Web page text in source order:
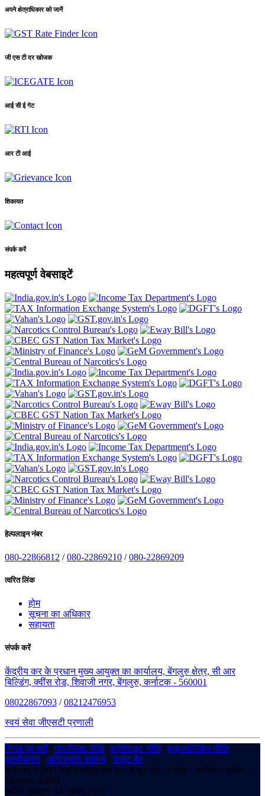
अपने क्षेत्राधिकार को जानें
जी एस टी दर खोजक
आई सी ई गेट
आर टी आई
शिकायत
संपर्क करें
महत्वपूर्ण वेबसाइटें
हेल्पलाइन नंबर
080-22866812 /080-22869210 /080-22869209
त्वरित लिंक
होम
सूचना का अधिकार
सहायता
संपर्क करें
केंद्रीय कर के प्रधान मुख्य आयुक्त का कार्यालय, बेंगलुरु क्षेत्र, सी आर
बिल्डिंग, क्वींस रोड, शिवाजी नगर, बेंगलुरु, कर्नाटक - 560001
08022867093 /08212476953
स्वयं सेवा जीएसटी प्रणाली
नियम एवं शर्तें|गोपनीयता नीति|कॉपीराइट नीति|हाइपरलिंकिंग नीति|
अस्वीकरण | अभिगम्यता वक्तव्य |साइट मैप
कॉपीराइट © 2025 केंद्रीय वस्तु एवं सेवा कर - बेंगलुरु ज़ोन - कर्नाटक। सर्वाधिकार सुरक्षित।
Visitors: 8,695
अंतिम अद्यतन: 14 नवंबर 2025